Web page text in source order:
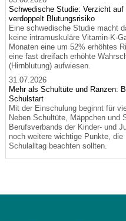
Schwedische Studie: Verzicht
verdoppelt Blutungsrisiko
Eine schwedische Studie macht
keine intramuskuläre Vitamin-K-
Monaten eine um 52% erhöhtes
eine fast dreifach erhöhte
(Hirnblutung) aufwiesen.
31.07.2026
Mehr als Schultüte und Ranzen:
Schulstart
Mit der Einschulung beginnt für
Neben Schultüte, Mäppchen und
Berufsverbands der Kinder- und
noch weitere wichtige Punkte,
Schulalltag beachten sollten.